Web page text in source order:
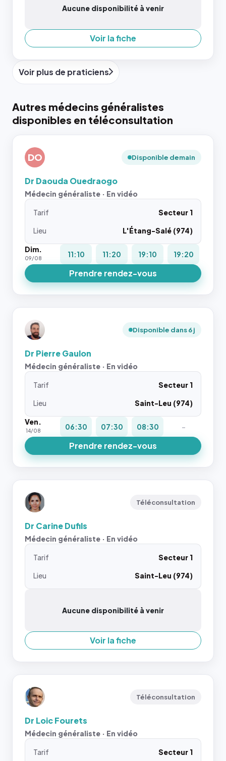
Aucune disponibilité à venir
Voir la fiche
Voir plus de praticiens
Autres médecins généralistes
disponibles en téléconsultation
DO Disponible demain
Dr Daouda Ouedraogo
Médecin généraliste · En vidéo
Tarif
Secteur 1
Lieu
L'Étang-Salé (974)
Dim.
09/08 11:10 11:20 19:10 19:20
Prendre rendez-vous
Disponible dans 6 j
Dr Pierre Gaulon
Médecin généraliste · En vidéo
Tarif
Secteur 1
Lieu
Saint-Leu (974)
Ven.
14/08 06:30 07:30 08:30 -
Prendre rendez-vous
Téléconsultation
Dr Carine Dufils
Médecin généraliste · En vidéo
Tarif
Secteur 1
Lieu
Saint-Leu (974)
Aucune disponibilité à venir
Voir la fiche
Téléconsultation
Dr Loic Fourets
Médecin généraliste · En vidéo
Tarif Secteur 1